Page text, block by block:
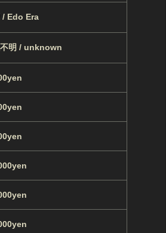
/ Edo Era
明 / unknown